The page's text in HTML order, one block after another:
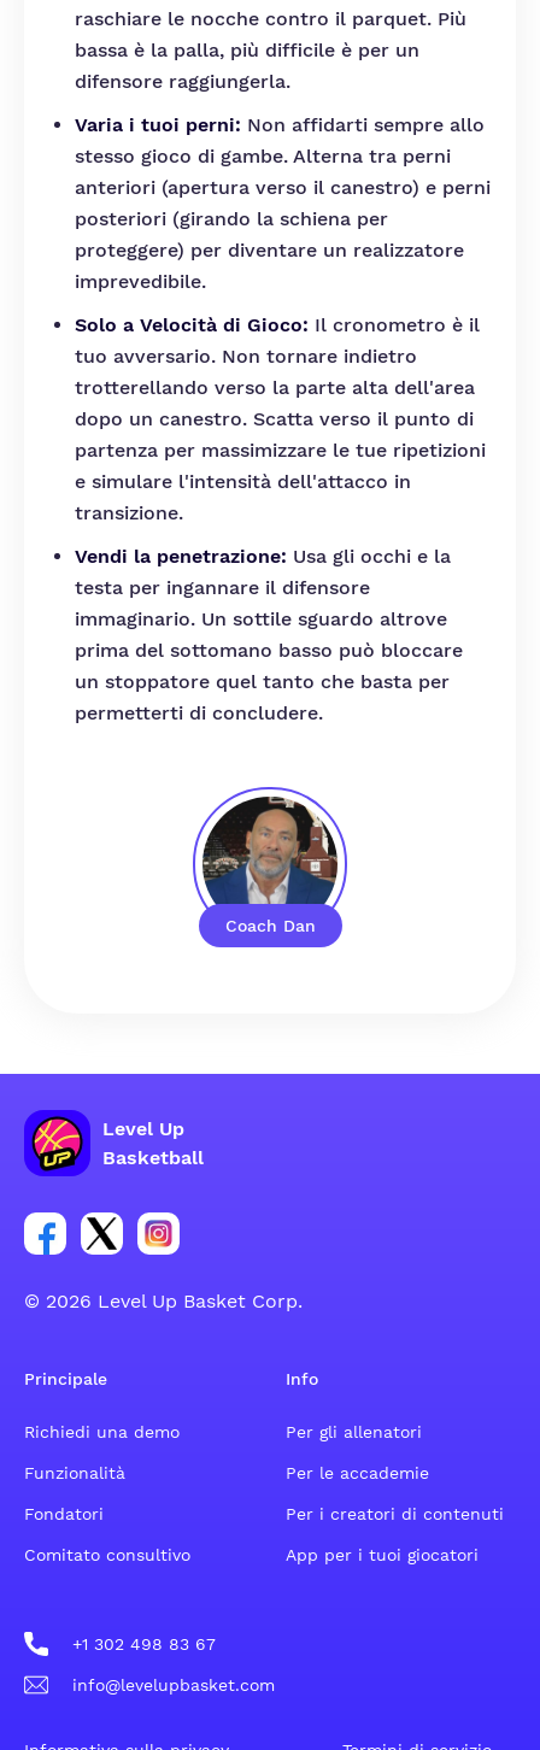
Coach Dan
raschiare le nocche contro il parquet. Più
bassa è la palla, più difficile è per un
difensore raggiungerla.
Varia i tuoi perni: Non affidarti sempre allo
stesso gioco di gambe. Alterna tra perni
anteriori (apertura verso il canestro) e perni
posteriori (girando la schiena per
proteggere) per diventare un realizzatore
imprevedibile.
Solo a Velocità di Gioco: Il cronometro è il
tuo avversario. Non tornare indietro
trotterellando verso la parte alta dell'area
dopo un canestro. Scatta verso il punto di
partenza per massimizzare le tue ripetizioni
e simulare l'intensità dell'attacco in
transizione.
Vendi la penetrazione: Usa gli occhi e la
testa per ingannare il difensore
immaginario. Un sottile sguardo altrove
prima del sottomano basso può bloccare
un stoppatore quel tanto che basta per
permetterti di concludere.
Level Up
Basketball
Link per il gruppo social dell'account Facebook
Link per il gruppo social dell'account Tweeter
Link per il gruppo social dell'account
© 2026 Level Up Basket Corp.
Principale
Richiedi una demo
Funzionalità
Fondatori
Comitato consultivo
Info
Per gli allenatori
Per le accademie
Per i creatori di contenuti
App per i tuoi giocatori
+1 302 498 83 67
info@levelupbasket.com